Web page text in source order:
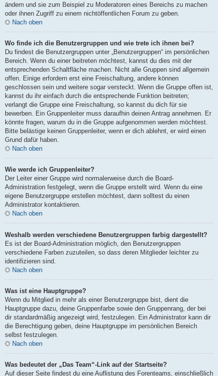
ändern und sie zum Beispiel zu Moderatoren eines Bereichs zu machen
oder ihnen Zugriff zu einem nichtöffentlichen Forum zu geben.
Nach oben
Wo finde ich die Benutzergruppen und wie trete ich ihnen bei?
Du findest die Benutzergruppen unter „Benutzergruppen“ im persönlichen
Bereich. Wenn du einer beitreten möchtest, kannst du dies mit der
entsprechenden Schaltfläche machen. Nicht alle Gruppen sind allgemein
offen. Einige erfordern erst eine Freischaltung, andere können
geschlossen sein und weitere sogar versteckt. Wenn die Gruppe offen ist,
kannst du ihr einfach durch die entsprechende Funktion beitreten;
verlangt die Gruppe eine Freischaltung, so kannst du dich für sie
bewerben. Ein Gruppenleiter muss daraufhin deinen Antrag annehmen. Er
könnte fragen, warum du in die Gruppe aufgenommen werden möchtest.
Bitte belästige keinen Gruppenleiter, wenn er dich ablehnt, er wird einen
Grund dafür haben.
Nach oben
Wie werde ich Gruppenleiter?
Der Leiter einer Gruppe wird normalerweise durch die Board-
Administration festgelegt, wenn die Gruppe erstellt wird. Wenn du eine
eigene Benutzergruppe erstellen möchtest, dann solltest du einen
Administrator kontaktieren.
Nach oben
Weshalb werden verschiedene Benutzergruppen farbig dargestellt?
Es ist der Board-Administration möglich, den Benutzergruppen
verschiedene Farben zuzuteilen, so dass deren Mitglieder leichter zu
identifizieren sind.
Nach oben
Was ist eine Hauptgruppe?
Wenn du Mitglied in mehr als einer Benutzergruppe bist, dient die
Hauptgruppe dazu, deine Gruppenfarbe sowie den Gruppenrang, der bei
dir standardmäßig angezeigt wird, festzulegen. Ein Administrator kann dir
die Berechtigung geben, deine Hauptgruppe im persönlichen Bereich
selbst festzulegen.
Nach oben
Was bedeutet der „Das Team“-Link auf der Startseite?
Auf dieser Seite findest du eine Auflistung des Forenteams, einschließlich